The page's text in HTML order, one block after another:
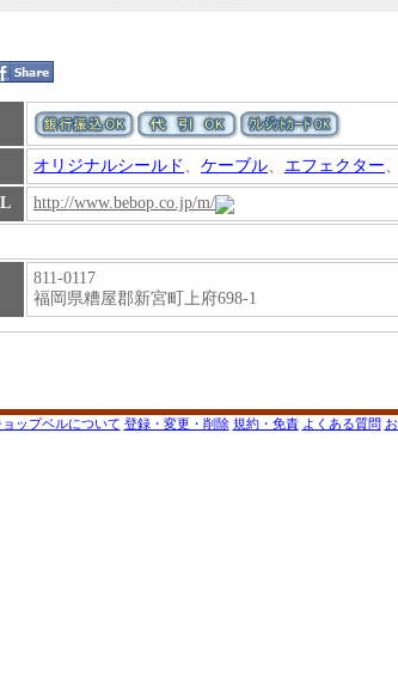
オリジナルシールド 、 ケーブル、 エフェクター、
http://www.bebop.co.jp/m/
811-0117
福岡県糟屋郡新宮町上府698-1
ョップベルについて 登録・変更・削除 規約・免責 よくある質問